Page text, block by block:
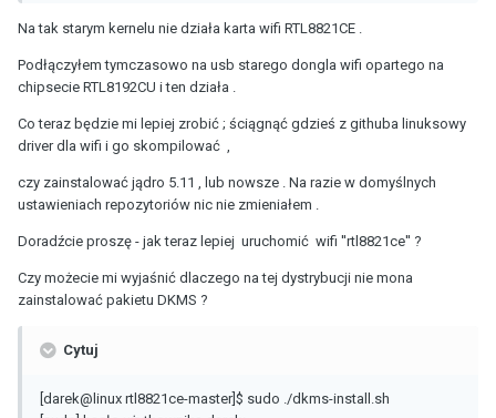
Na tak starym kernelu nie działa karta wifi RTL8821CE .
Podłączyłem tymczasowo na usb starego dongla wifi opartego na
chipsecie RTL8192CU i ten działa .
Co teraz będzie mi lepiej zrobić ; ściągnąć gdzieś z githuba linuksowy
driver dla wifi i go skompilować ,
czy zainstalować jądro 5.11 , lub nowsze . Na razie w domyślnych
ustawieniach repozytoriów nic nie zmieniałem .
Doradźcie proszę - jak teraz lepiej uruchomić wifi ''rtl8821ce'' ?
Czy możecie mi wyjaśnić dlaczego na tej dystrybucji nie mona
zainstalować pakietu DKMS ?
Cytuj
[darek@linux rtl8821ce-master]$ sudo ./dkms-install.sh